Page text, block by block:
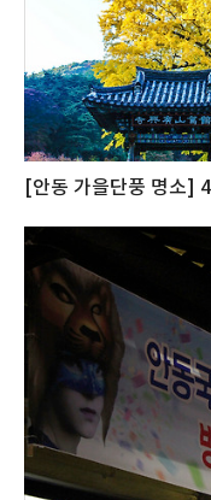
[안동 가을단풍 명소]